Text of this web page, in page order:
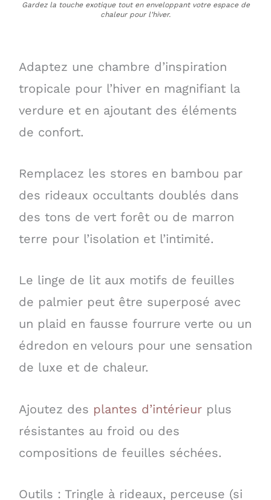
Gardez la touche exotique tout en enveloppant votre espace de
chaleur pour l’hiver.
Adaptez une chambre d’inspiration
tropicale pour l’hiver en magnifiant la
verdure et en ajoutant des éléments
de confort.
Remplacez les stores en bambou par
des rideaux occultants doublés dans
des tons de vert forêt ou de marron
terre pour l’isolation et l’intimité.
Le linge de lit aux motifs de feuilles
de palmier peut être superposé avec
un plaid en fausse fourrure verte ou un
édredon en velours pour une sensation
de luxe et de chaleur.
Ajoutez des plantes d’intérieurplus
résistantes au froid ou des
compositions de feuilles séchées.
Outils : Tringle à rideaux, perceuse (si